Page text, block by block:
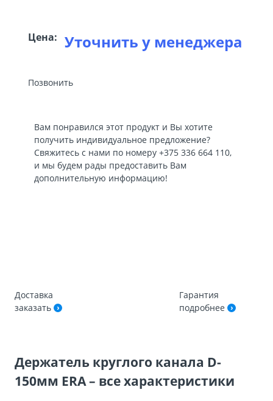
Цена: Уточнить у менеджера
Позвонить
Вам понравился этот продукт и Вы хотите
получить индивидуальное предложение?
Свяжитесь с нами по номеру +375 336 664 110,
и мы будем рады предоставить Вам
дополнительную информацию!
Доставка
заказать
Гарантия
подробнее
Держатель круглого канала D-
150мм ERA – все характеристики